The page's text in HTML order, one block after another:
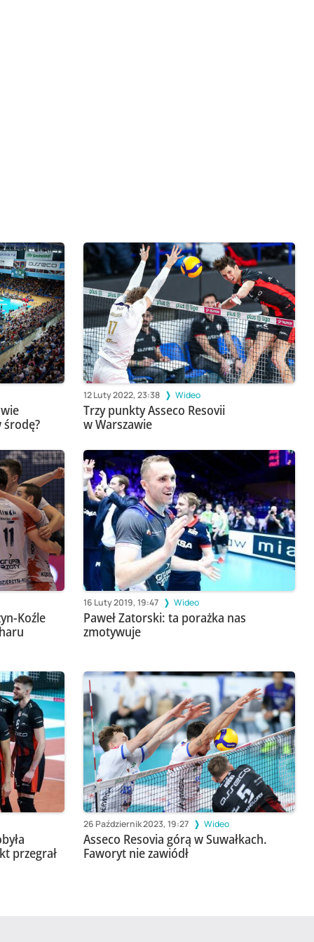
środę?
12 Luty 2022, 23:38 Wideo
Trzy punkty Asseco Resovii
w Warszawie
Koźle
16 Luty 2019, 19:47 Wideo
Paweł Zatorski: ta porażka nas
zmotywuje
przegrał
26 Październik 2023, 19:27 Wideo
Asseco Resovia górą w Suwałkach.
Faworyt nie zawiódł